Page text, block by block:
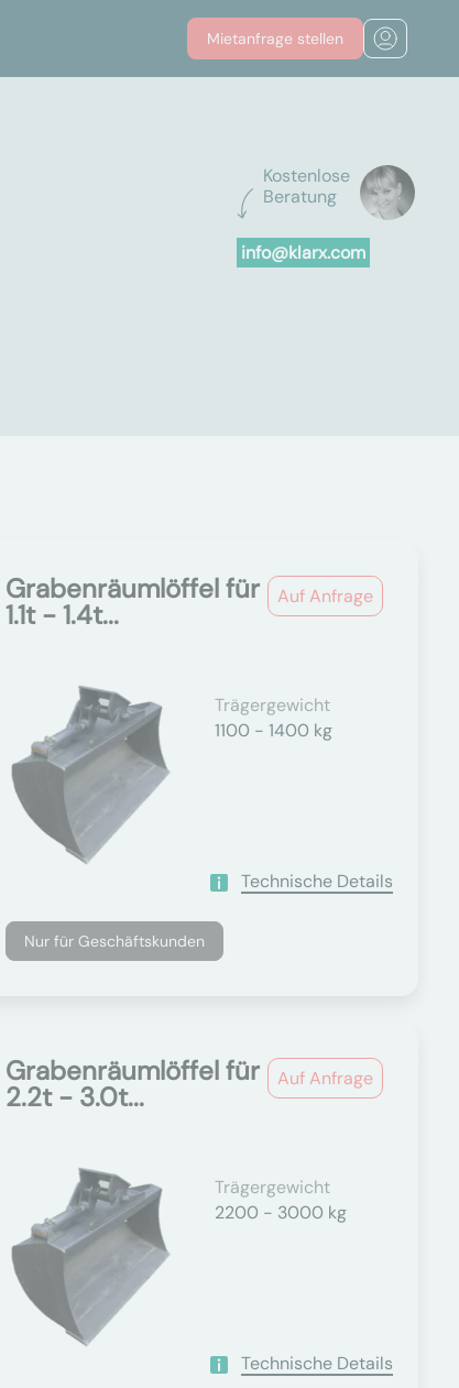
Mietanfrage stellen
Kostenlose
Beratung
info@klarx.com
Auf Anfrage
Grabenräumlöffel für
1.1t - 1.4t...
Trägergewicht
1100 - 1400 kg
Technische Details
Nur für Geschäftskunden
Auf Anfrage
Grabenräumlöffel für
2.2t - 3.0t...
Trägergewicht
2200 - 3000 kg
Technische Details